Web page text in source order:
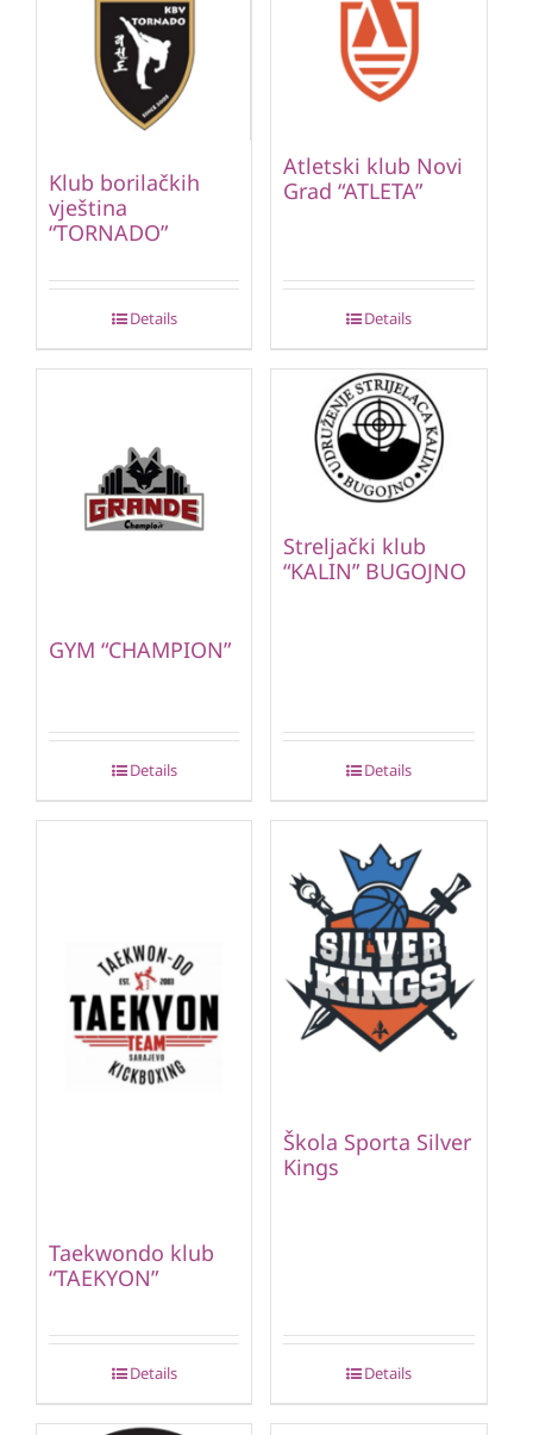
Klub borilačkih
vještina
“TORNADO”
Details
Atletski klub Novi
Grad “ATLETA”
Details
GYM “CHAMPION”
Details
Streljački klub
“KALIN” BUGOJNO
Details
Taekwondo klub
“TAEKYON”
Details
Škola Sporta Silver
Kings
Details